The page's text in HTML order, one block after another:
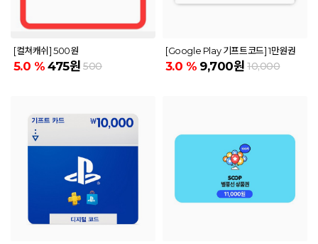
[컬쳐캐쉬] 500원
5.0 % 475원 500
[Google Play 기프트코드] 1만원권
3.0 % 9,700원 10,000